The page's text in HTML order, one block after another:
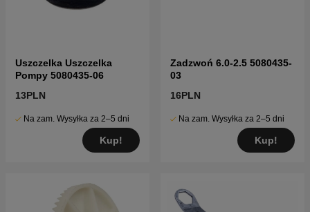
Uszczelka Uszczelka
Pompy 5080435-06
13PLN
Na zam. Wysyłka za 2–5 dni
Kup!
Zadzwoń 6.0-2.5 5080435-
03
16PLN
Na zam. Wysyłka za 2–5 dni
Kup!